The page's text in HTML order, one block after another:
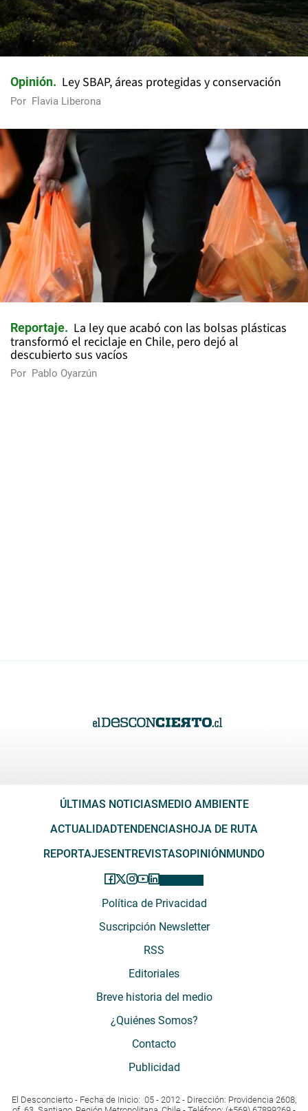
Opinión Ley SBAP, áreas protegidas y conservación
Por Flavia Liberona
Reportaje
La ley que acabó con las bolsas plásticas
transformó el reciclaje en Chile, pero dejó al
descubierto sus vacíos
Por Pablo Oyarzún
ÚLTIMAS NOTICIASMEDIO AMBIENTE
ACTUALIDADTENDENCIASHOJA DE RUTA
REPORTAJESENTREVISTASOPINIÓNMUNDO
Política de Privacidad
Suscripción Newsletter
RSS
Editoriales
Breve historia del medio
¿Quiénes Somos?
Contacto
Publicidad
El Desconcierto - Fecha de Inicio: 05 - 2012 - Dirección: Providencia 2608,